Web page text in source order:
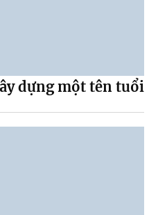
dựng một tên tuổi